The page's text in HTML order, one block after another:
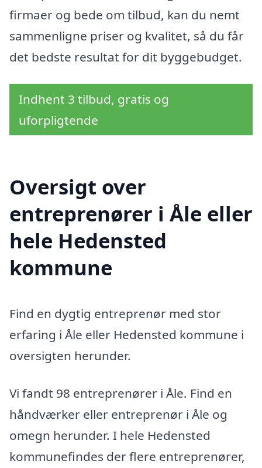
firmaer og bede om tilbud, kan du nemt
sammenligne priser og kvalitet, så du får
det bedste resultat for dit byggebudget.
Indhent 3 tilbud, gratis og
uforpligtende
Oversigt over
entreprenører i Åle eller
hele Hedensted
kommune
Find en dygtig entreprenør med stor
erfaring i Åle eller Hedensted kommune i
oversigten herunder.
Vi fandt 98 entreprenører i Åle. Find en
håndværker eller entreprenør i Åle og
omegn herunder. I hele Hedensted
kommunefindes der flere entreprenører,